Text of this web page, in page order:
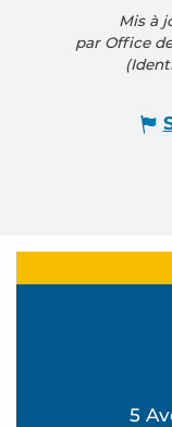
Mis à
par Office
5